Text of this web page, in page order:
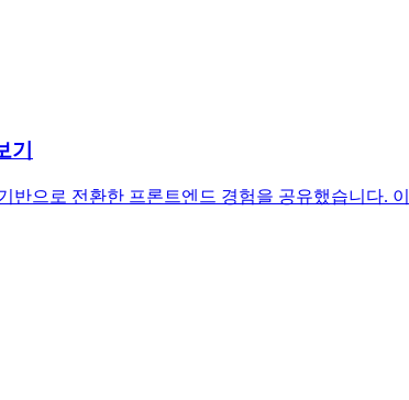
반으로 전환한 프론트엔드 경험을 공유했습니다.